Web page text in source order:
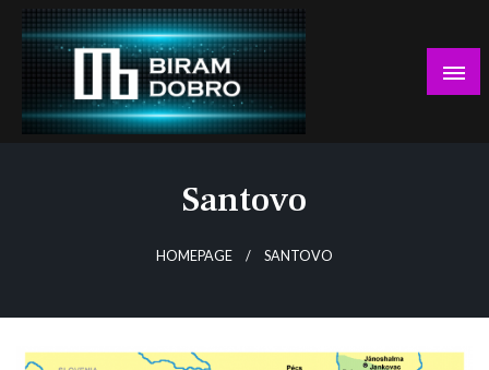
Skip
content
Santovo
HOMEPAGE SANTOVO